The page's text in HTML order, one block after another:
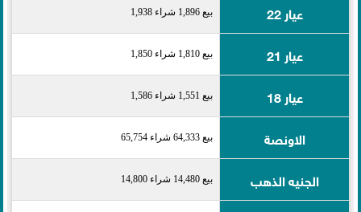
عيار 22 بيع 1,896 شراء 1,938
عيار 21 بيع 1,810 شراء 1,850
عيار 18 بيع 1,551 شراء 1,586
الاونصة بيع 64,333 شراء 65,754
الجنيه الذهب بيع 14,480 شراء 14,800